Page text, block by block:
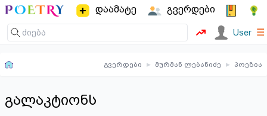
დაამატე გვერდები
User ☰
გვერდები ▸ მურმან ლებანიძე ▸ პოეზია
გალაკტიონს